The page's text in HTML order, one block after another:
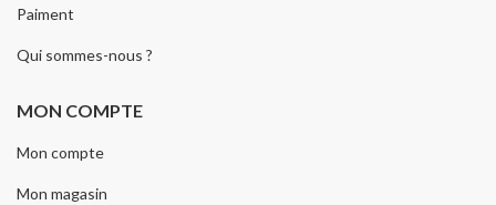
Paiment
Qui sommes-nous ?
MON COMPTE
Mon compte
Mon magasin